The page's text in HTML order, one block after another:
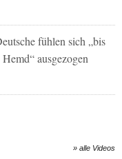
fühlen sich „bis
ausgezogen
» alle Videos